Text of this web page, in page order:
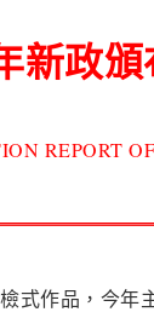
新政
REPORT
式作品，今年